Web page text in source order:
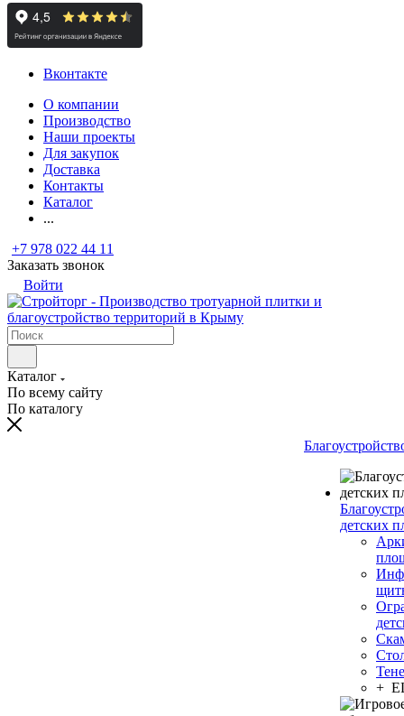
Вконтакте
О компании
Производство
Наши проекты
Для закупок
Доставка
Контакты
Каталог
...
+7 978 022 44 11
Заказать звонок
Войти
Каталог
По всему сайту
По каталогу
детских
+